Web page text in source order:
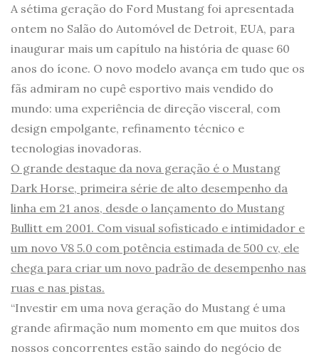
A sétima geração do Ford Mustang foi apresentada
ontem no Salão do Automóvel de Detroit, EUA, para
inaugurar mais um capítulo na história de quase 60
anos do ícone. O novo modelo avança em tudo que os
fãs admiram no cupê esportivo mais vendido do
mundo: uma experiência de direção visceral, com
design empolgante, refinamento técnico e
tecnologias inovadoras.
O grande destaque da nova geração é o Mustang
Dark Horse, primeira série de alto desempenho da
linha em 21 anos, desde o lançamento do Mustang
Bullitt em 2001. Com visual sofisticado e intimidador e
um novo V8 5.0 com potência estimada de 500 cv, ele
chega para criar um novo padrão de desempenho nas
ruas e nas pistas.
“Investir em uma nova geração do Mustang é uma
grande afirmação num momento em que muitos dos
nossos concorrentes estão saindo do negócio de